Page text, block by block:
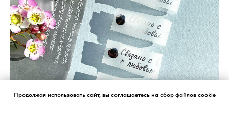
Продолжая использовать сайт, вы соглашаетесь на сбор файлов cookie